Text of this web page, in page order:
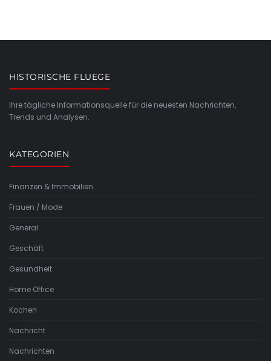
HISTORISCHE FLUEGE
Ihre tägliche Informationsquelle für die neuesten Nachrichten,
Trends und Analysen.
KATEGORIEN
Finanzen & Immobilien
Frauen / Mode
General
Geschäft
Gesundheit
Home Office
Kochen
Nachricht
Nachrichten